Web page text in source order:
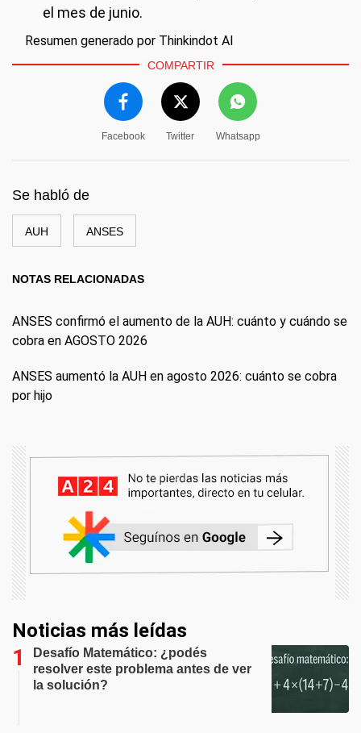
el mes de junio.
Resumen generado por Thinkindot AI
COMPARTIR
Facebook Twitter Whatsapp
Se habló de
AUH ANSES
NOTAS RELACIONADAS
ANSES confirmó el aumento de la AUH: cuánto y cuándo se
cobra en AGOSTO 2026
ANSES aumentó la AUH en agosto 2026: cuánto se cobra
por hijo
Noticias más leídas
Desafío Matemático: ¿podés
resolver este problema antes de ver
la solución?